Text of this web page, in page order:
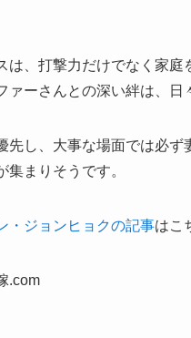
は、打撃力だけでなく家
ァーさんとの深い絆は、日
先し、大事な場面では必
まりそうです。
・ジョンヒョクの記事はこ
.com